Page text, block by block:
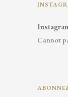
Cannot